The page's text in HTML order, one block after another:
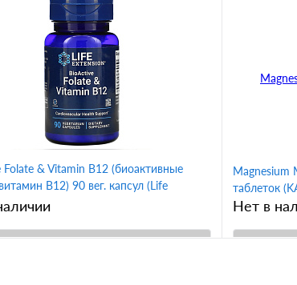
Folate & Vitamin B12 (биоактивные
B12) 90 вег. капсул (Life
Magnesium
таблеток
Нет в